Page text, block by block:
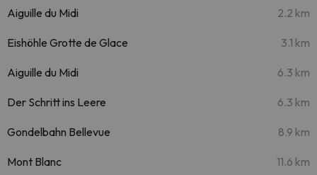
Aiguille du Midi 2.2 km
Eishöhle Grotte de Glace 3.1 km
Aiguille du Midi 6.3 km
Der Schritt ins Leere 6.3 km
Gondelbahn Bellevue 8.9 km
Mont Blanc 11.6 km